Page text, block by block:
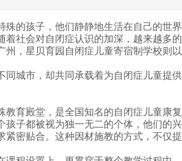
殊的孩子，他们静静地生活在自己的世
着社会对自闭症认识的加深，越来越多
州，星贝育园 自闭症儿童寄宿制学校则
同城市，却共同承载着为自闭症儿童提
教育殿堂，是全国知名的自闭症儿童康
孩子都被视为独一无二的个体，他们的
紧密贴合。这种因材施教的方式，不仅